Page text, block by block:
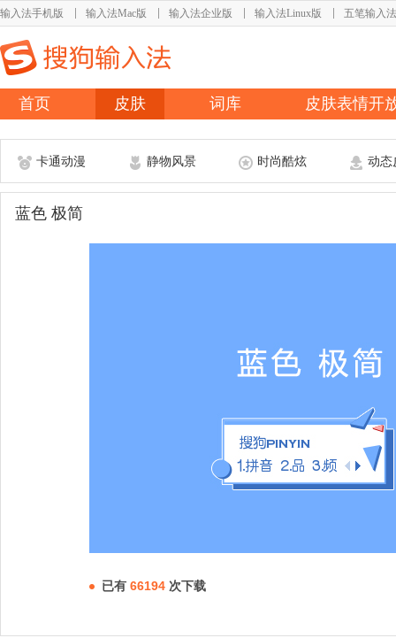
输入法手机版 输入法Mac版 输入法企业版 输入法Linux版 五笔输入法
首页 皮肤 词库 皮肤表情开
卡通动漫 静物风景 时尚酷炫 动态
蓝色 极简
已有 66194 次下载